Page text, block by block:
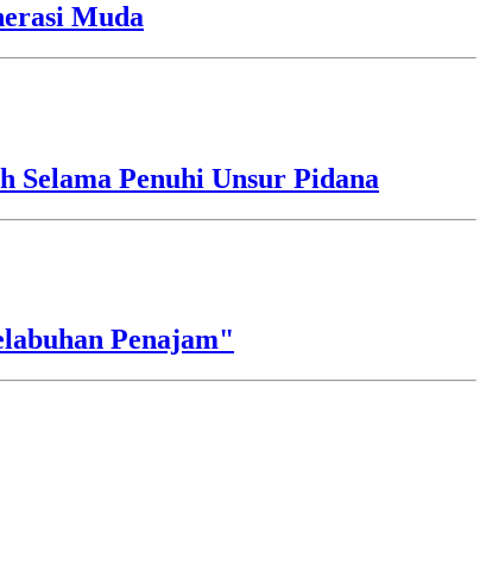
Muda
Penuhi Unsur Pidana
Penajam"